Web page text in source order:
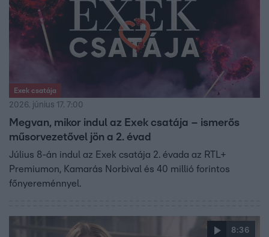
Exek csatája
2026. június 17. 7:00
Megvan, mikor indul az Exek csatája – ismerős
műsorvezetővel jön a 2. évad
Július 8-án indul az Exek csatája 2. évada az RTL+
Premiumon, Kamarás Norbival és 40 millió forintos
főnyereménnyel.
8:36